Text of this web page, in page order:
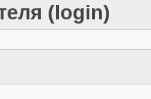
(login)